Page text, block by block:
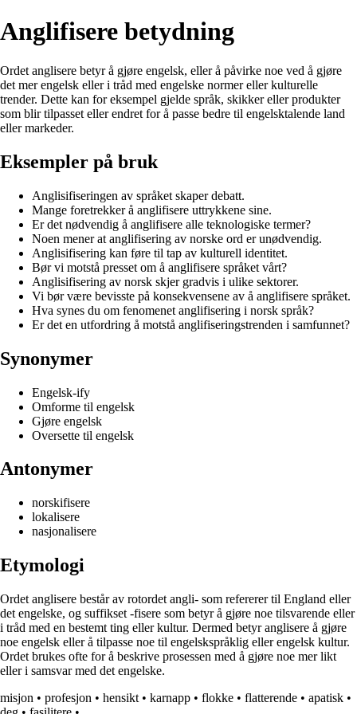
Anglifisere betydning
Ordet anglisere betyr å gjøre engelsk, eller å påvirke noe ved å gjøre
det mer engelsk eller i tråd med engelske normer eller kulturelle
trender. Dette kan for eksempel gjelde språk, skikker eller produkter
som blir tilpasset eller endret for å passe bedre til engelsktalende land
eller markeder.
Eksempler på bruk
Anglisifiseringen av språket skaper debatt.
Mange foretrekker å anglifisere uttrykkene sine.
Er det nødvendig å anglifisere alle teknologiske termer?
Noen mener at anglifisering av norske ord er unødvendig.
Anglisifisering kan føre til tap av kulturell identitet.
Bør vi motstå presset om å anglifisere språket vårt?
Anglisifisering av norsk skjer gradvis i ulike sektorer.
Vi bør være bevisste på konsekvensene av å anglifisere språket.
Hva synes du om fenomenet anglifisering i norsk språk?
Er det en utfordring å motstå anglifiseringstrenden i samfunnet?
Synonymer
Engelsk-ify
Omforme til engelsk
Gjøre engelsk
Oversette til engelsk
Antonymer
norskifisere
lokalisere
nasjonalisere
Etymologi
Ordet anglisere består av rotordet angli- som refererer til England eller
det engelske, og suffikset -fisere som betyr å gjøre noe tilsvarende eller
i tråd med en bestemt ting eller kultur. Dermed betyr anglisere å gjøre
noe engelsk eller å tilpasse noe til engelskspråklig eller engelsk kultur.
Ordet brukes ofte for å beskrive prosessen med å gjøre noe mer likt
eller i samsvar med det engelske.
misjon • profesjon • hensikt • karnapp • flokke • flatterende • apatisk •